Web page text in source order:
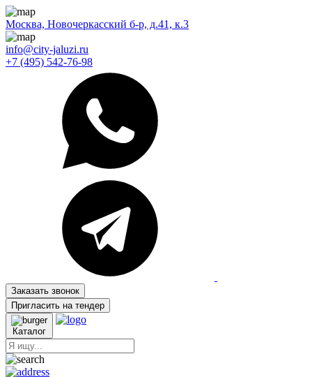
Москва, Новочеркасский б-р, д.41, к.3
info@city-jaluzi.ru
+7 (495) 542-76-98
Заказать звонок
Пригласить на тендер
Каталог